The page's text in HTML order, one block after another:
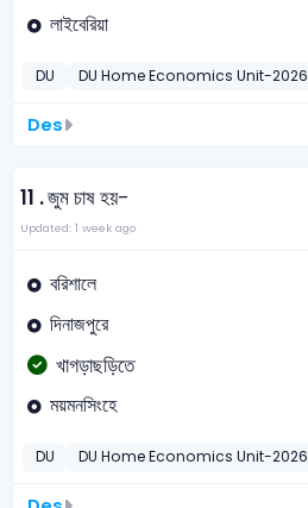
লাইবেরিয়া
DU DU Home Economics Unit-2026
Des
11 .জুম চাষ হয়-
Updated: 1 week ago
বরিশালে
দিনাজপুরে
খাগড়াছড়িতে
ময়মনসিংহে
DU DU Home Economics Unit-2026